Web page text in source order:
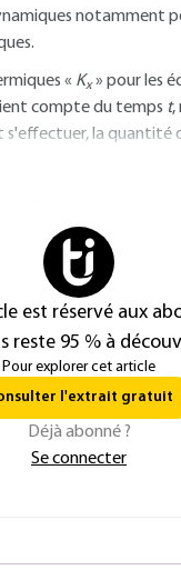
notamment
« Kx» pour les
compte du temps t,
la quantité
est réservé aux
reste 95 % à
Pour explorer cet article
l'extrait gratuit
Déjà abonné ?
Se connecter